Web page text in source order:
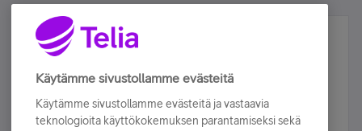
Älä jää paitsi – osallistu ja voita!
Tilaa Telian uutiskirje ja olet mukana arvonnassa.
sähköpostiisi.
Käytämme sivustollamme evästeitä
Käytämme sivustollamme evästeitä ja vastaavia
teknologioita käyttökokemuksen parantamiseksi sekä